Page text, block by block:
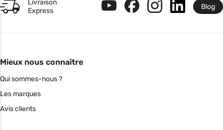
Livraison
Express
Blog
Mieux nous connaître
Qui sommes-nous ?
Les marques
Avis clients